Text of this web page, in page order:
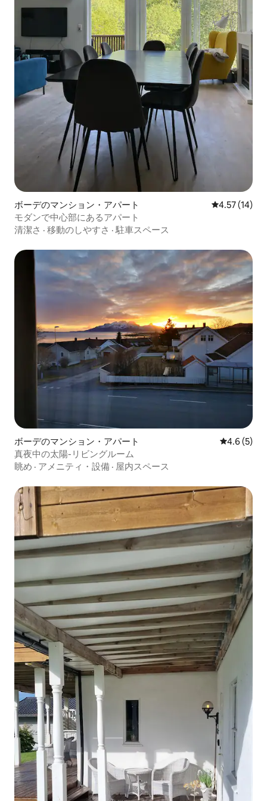
ボーデのマンション・アパート レビュー14
4.57 (14)
モダンで中心部にあるアパート
清潔さ · 移動のしやすさ · 駐車スペース
ボーデのマンション・アパート レビュー5
4.6 (5)
真夜中の太陽-リビングルーム
眺め · アメニティ・設備 · 屋内スペース